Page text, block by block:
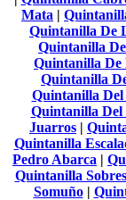
Mata |
Quintanilla De
Quintanilla
Quintanilla De
Quintanilla
Quintanilla
Quintanilla
Juarros |
Quintanilla
Pedro Abarca |
Quintanilla
Somuño|